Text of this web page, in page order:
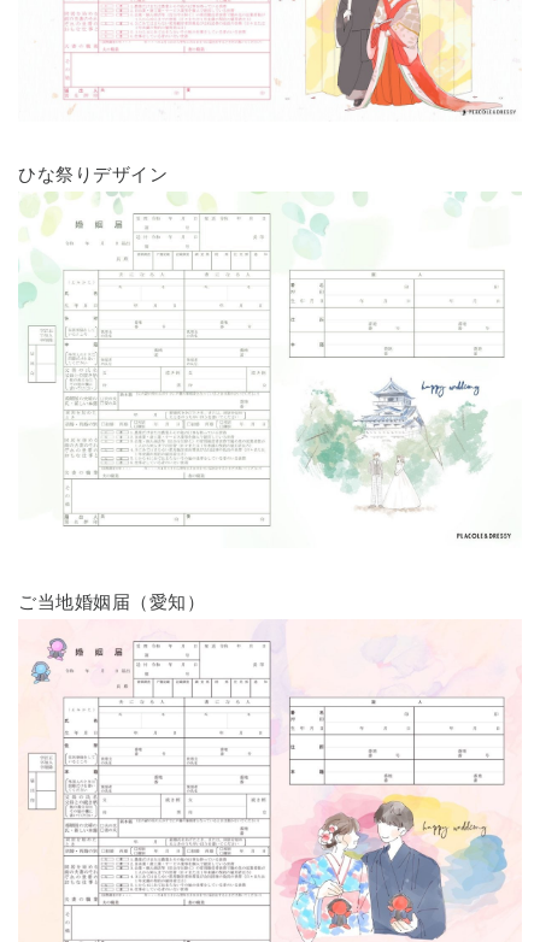
ひな祭りデザイン
ご当地婚姻届（愛知）